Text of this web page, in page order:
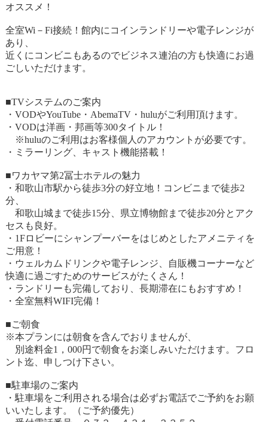
オススメ！
全室Wi－Fi接続！館内にコインランドリーや電子レンジが
あり、
近くにコンビニもあるのでビジネス連泊の方も快適にお過
ごしいただけます。
■TVシステムのご案内
・VODやYouTube・AbemaTV・huluがご利用頂けます。
・VODは洋画・邦画等300タイトル！
※huluのご利用はお客様個人のアカウントが必要です。
・ミラーリング、キャスト機能搭載！
■ワカヤマ第2冨士ホテルの魅力
・和歌山市駅から徒歩3分の好立地！コンビニまで徒歩2
分、
和歌山城まで徒歩15分、県立博物館まで徒歩20分とアク
セスも良好。
・1Fロビーにシャンプーバーをはじめとしたアメニティを
ご用意！
・ウェルカムドリンクや電子レンジ、自販機コーナーなど
快適に過ごすためのサービスがたくさん！
・ランドリーも完備しており、長期滞在にもおすすめ！
・全室無料WIFI完備！
■ご朝食
※本プランには朝食を含んでおりませんが、
別途料金1，000円で朝食をお楽しみいただけます。フロ
ント迄、申しつけ下さい。
■駐車場のご案内
・駐車場をご利用される場合は必ずお電話でご予約をお願
いいたします。（ご予約優先）